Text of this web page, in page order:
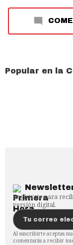
Popular en la
Regístrate para
versión digital.
Al suscribirte aceptas
comenzarás a recibir